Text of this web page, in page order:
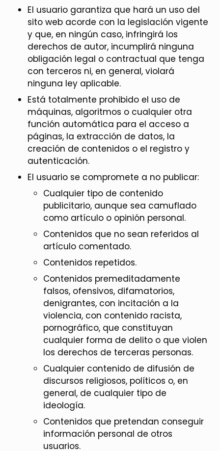
El usuario garantiza que hará un uso del
sito web acorde con la legislación vigente
y que, en ningún caso, infringirá los
derechos de autor, incumplirá ninguna
obligación legal o contractual que tenga
con terceros ni, en general, violará
ninguna ley aplicable.
Está totalmente prohibido el uso de
máquinas, algoritmos o cualquier otra
función automática para el acceso a
páginas, la extracción de datos, la
creación de contenidos o el registro y
autenticación.
El usuario se compromete a no publicar:
Cualquier tipo de contenido
publicitario, aunque sea camuflado
como artículo o opinión personal.
Contenidos que no sean referidos al
artículo comentado.
Contenidos repetidos.
Contenidos premeditadamente
falsos, ofensivos, difamatorios,
denigrantes, con incitación a la
violencia, con contenido racista,
pornográfico, que constituyan
cualquier forma de delito o que violen
los derechos de terceras personas.
Cualquier contenido de difusión de
discursos religiosos, políticos o, en
general, de cualquier tipo de
ideología.
Contenidos que pretendan conseguir
información personal de otros
usuarios.